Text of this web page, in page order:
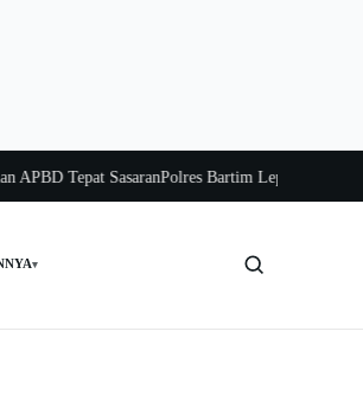
Tepat SasaranPolres Bartim Lepas Bakti Sosial
▾